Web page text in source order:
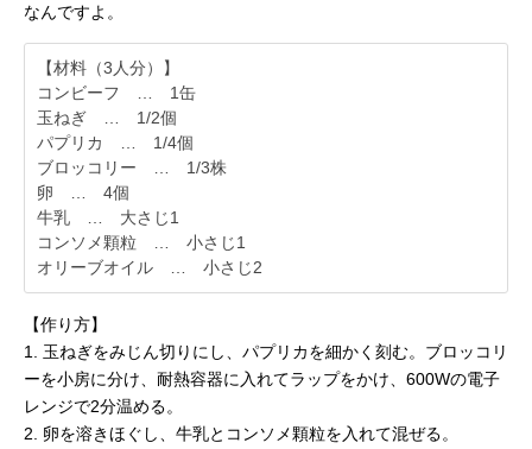
なんですよ。
【材料（3人分）】
コンビーフ … 1缶
玉ねぎ … 1/2個
パプリカ … 1/4個
ブロッコリー … 1/3株
卵 … 4個
牛乳 … 大さじ1
コンソメ顆粒 … 小さじ1
オリーブオイル … 小さじ2
【作り方】
1. 玉ねぎをみじん切りにし、パプリカを細かく刻む。ブロッコリ
ーを小房に分け、耐熱容器に入れてラップをかけ、600Wの電子
レンジで2分温める。
2. 卵を溶きほぐし、牛乳とコンソメ顆粒を入れて混ぜる。